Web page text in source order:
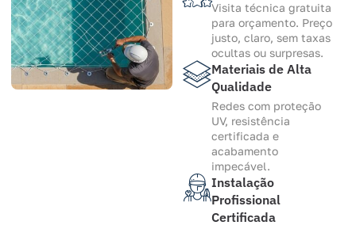
Visita técnica gratuita
para orçamento. Preço
justo, claro, sem taxas
ocultas ou surpresas.
Materiais de Alta
Qualidade
Redes com proteção
UV, resistência
certificada e
acabamento
impecável.
Instalação
Profissional
Certificada